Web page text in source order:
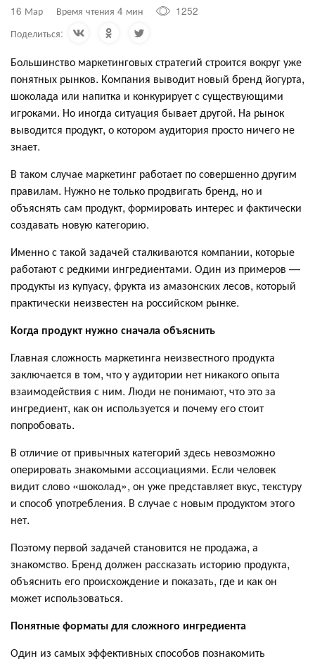
16 Мар Время чтения 4 мин
1252
Поделиться:
Большинство маркетинговых стратегий строится вокруг уже
понятных рынков. Компания выводит новый бренд йогурта,
шоколада или напитка и конкурирует с существующими
игроками. Но иногда ситуация бывает другой. На рынок
выводится продукт, о котором аудитория просто ничего не
знает.
В таком случае маркетинг работает по совершенно другим
правилам. Нужно не только продвигать бренд, но и
объяснять сам продукт, формировать интерес и фактически
создавать новую категорию.
Именно с такой задачей сталкиваются компании, которые
работают с редкими ингредиентами. Один из примеров —
продукты из купуасу, фрукта из амазонских лесов, который
практически неизвестен на российском рынке.
Когда продукт нужно сначала объяснить
Главная сложность маркетинга неизвестного продукта
заключается в том, что у аудитории нет никакого опыта
взаимодействия с ним. Люди не понимают, что это за
ингредиент, как он используется и почему его стоит
попробовать.
В отличие от привычных категорий здесь невозможно
оперировать знакомыми ассоциациями. Если человек
видит слово «шоколад», он уже представляет вкус, текстуру
и способ употребления. В случае с новым продуктом этого
нет.
Поэтому первой задачей становится не продажа, а
знакомство. Бренд должен рассказать историю продукта,
объяснить его происхождение и показать, где и как он
может использоваться.
Понятные форматы для сложного ингредиента
Один из самых эффективных способов познакомить